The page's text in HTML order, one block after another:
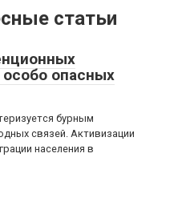
статьи
опасных
бурным
связей. Активизации
населения в